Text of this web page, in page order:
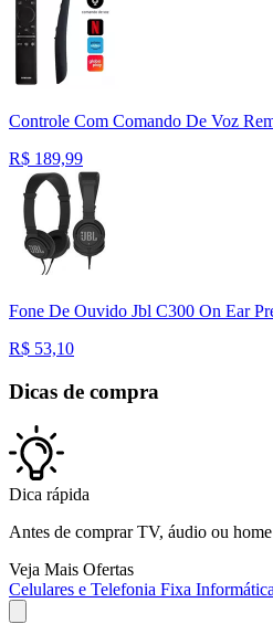
Controle Com Comando De Voz
R$ 189,99
Fone De Ouvido Jbl C300 On Ear
R$ 53,10
Dicas de compra
Dica rápida
Antes de comprar TV, áudio ou
Veja Mais Ofertas
Celulares e Telefonia Fixa